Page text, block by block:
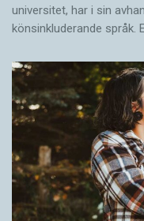
universitet, har i sin
könsinkluderande språk.